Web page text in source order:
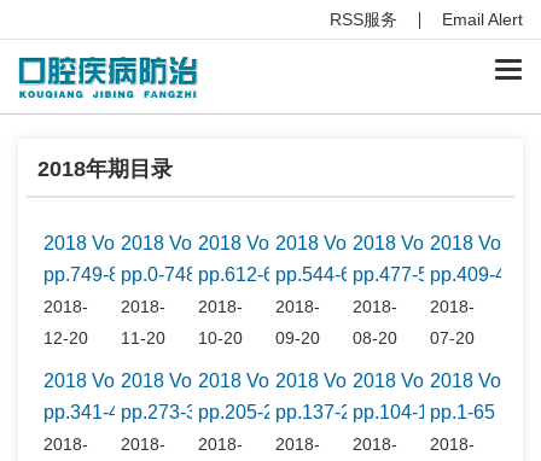
RSS服务 Email Alert
2018年期目录
2018 Vol.26 No.12
pp.749-816
2018-
12-20
2018 Vol.26 No.11
pp.0-748
2018-
11-20
2018 Vol.26 No.10
pp.612-680
2018-
10-20
2018 Vol.26 No.9
pp.544-612
2018-
09-20
2018 Vol.26 No.8
pp.477-544
2018-
08-20
2018 Vol.26
pp.409-476
2018-
07-20
2018 Vol.26 No.6
pp.341-408
2018-
2018 Vol.26 No.5
pp.273-340
2018-
2018 Vol.26 No.4
pp.205-272
2018-
2018 Vol.26 No.3
pp.137-204
2018-
2018 Vol.26 No.2
pp.104-136
2018-
2018 Vol.26
pp.1-65
2018-